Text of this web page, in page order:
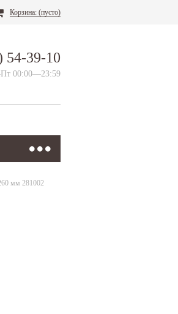
Корзина: (пусто)
54-39-10
00:00—23:59
мм 281002